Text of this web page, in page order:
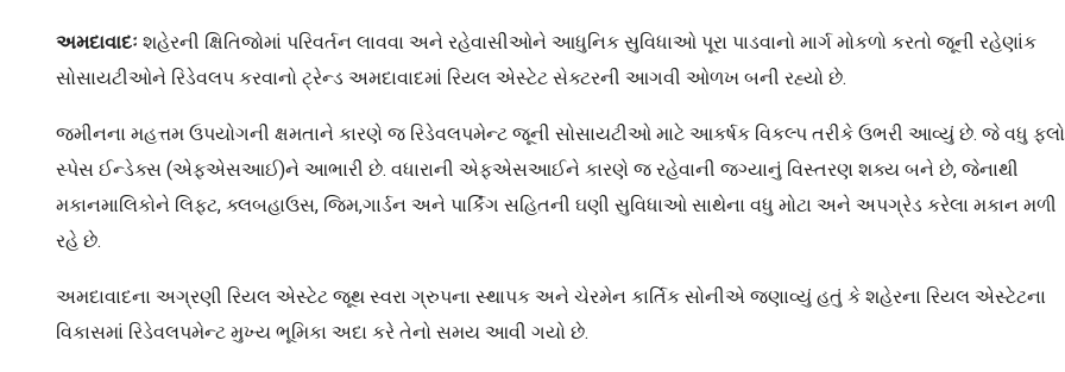
અમદાવાદઃ શહેરની ક્ષિતિજોમાં પરિવર્તન લાવવા અને રહેવાસીઓને આધુનિક સુવિધાઓ પૂરા પાડવાનો માર્ગ મોકળો કરતો જૂની રહેણાંક
સોસાયટીઓને રિડેવલપ કરવાનો ટ્રેન્ડ અમદાવાદમાં રિયલ એસ્ટેટ સેક્ટરની આગવી ઓળખ બની રહ્યો છે.
જમીનના મહત્તમ ઉપયોગની ક્ષમતાને કારણે જ રિડેવલપમેન્ટ જૂની સોસાયટીઓ માટે આકર્ષક વિકલ્પ તરીકે ઉભરી આવ્યું છે. જે વધુ
સ્પેસ ઈન્ડેક્સ (એફએસઆઈ)ને આભારી છે. વધારાની એફએસઆઈને કારણે જ રહેવાની જગ્યાનું વિસ્તરણ શક્ય બને છે, જેનાથી
મકાનમાલિકોને લિફ્ટ, ક્લબહાઉસ, જિમ,ગાર્ડન અને પાર્કિંગ સહિતની ઘણી સુવિધાઓ સાથેના વધુ મોટા અને અપગ્રેડ કરેલા મકાન મળી
રહે છે.
અમદાવાદના અગ્રણી રિયલ એસ્ટેટ જૂથ સ્વરા ગ્રુપના સ્થાપક અને ચેરમેન કાર્તિક સોનીએ જણાવ્યું હતું કે શહેરના રિયલ એસ્ટેટના
વિકાસમાં રિડેવલપમેન્ટ મુખ્ય ભૂમિકા અદા કરે તેનો સમય આવી ગયો છે.